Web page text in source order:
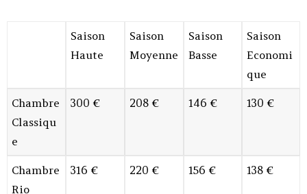
Saison
Haute
Saison
Moyenne
Saison
Basse
Saison
Economi
que
Chambre
Classiqu
e
300 € 208 € 146 € 130 €
Chambre
Rio
316 € 220 € 156 € 138 €